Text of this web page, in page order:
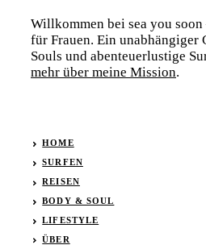
Willkommen bei sea you
für Frauen. Ein unabhängiger
Souls und abenteuerlustige
mehr über meine Mission.
HOME
SURFEN
REISEN
BODY & SOUL
LIFESTYLE
ÜBER